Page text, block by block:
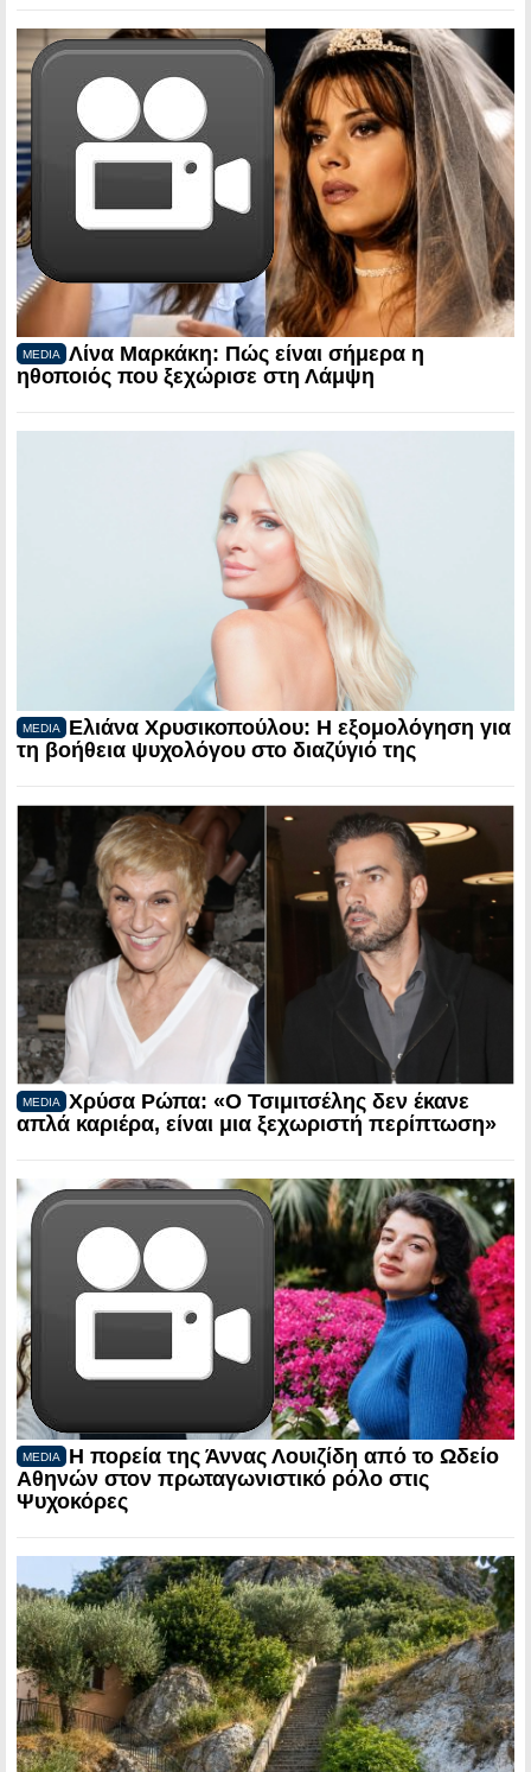
MEDIA
Λίνα Μαρκάκη: Πώς είναι σήμερα η
ηθοποιός που ξεχώρισε στη Λάμψη
MEDIA
Ελιάνα Χρυσικοπούλου: Η εξομολόγηση για
τη βοήθεια ψυχολόγου στο διαζύγιό της
MEDIA
Χρύσα Ρώπα: «Ο Τσιμιτσέλης δεν έκανε
απλά καριέρα, είναι μια ξεχωριστή περίπτωση»
MEDIA
Η πορεία της Άννας Λουιζίδη από το Ωδείο
Αθηνών στον πρωταγωνιστικό ρόλο στις
Ψυχοκόρες